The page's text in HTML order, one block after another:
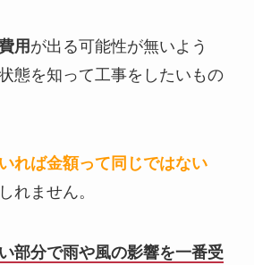
用 が出る可能性が無いよう
態を知って工事をしたいもの
れば金額って同じではない
れません。
部分で雨や風の影響を一番受